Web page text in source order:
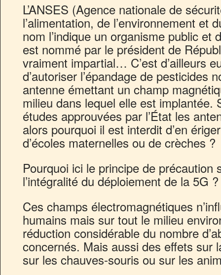
L’ANSES (Agence nationale de
l’alimentation, de l’environnement et
nom l’indique un organisme public et
est nommé par le président de
vraiment impartial… C’est d’ailleurs
d’autoriser l’épandage de pesticides
antenne émettant un champ
milieu dans lequel elle est implantée.
études approuvées par l’État les
alors pourquoi il est interdit d’en
d’écoles maternelles ou de crèches ?
Pourquoi ici le principe de précaution
l’intégralité du déploiement de la 5G ?
Ces champs électromagnétiques
humains mais sur tout le milieu
réduction considérable du nombre
concernés. Mais aussi des effets sur
sur les chauves-souris ou sur les